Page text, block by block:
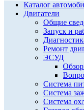
Каталог
Двигатели
Общие
Запуск и
Ремонт
ЭСУД
Система
Система
Система